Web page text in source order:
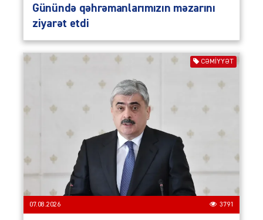
Günündə qəhrəmanlarımızın məzarını
ziyarət etdi
CƏMIYYƏT
07.08.2026 3791